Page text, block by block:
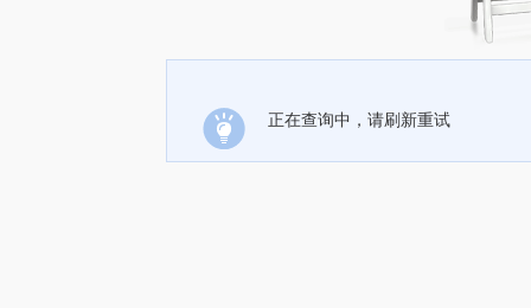
正在查询中，请刷新重试